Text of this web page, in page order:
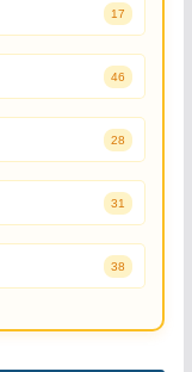
17
46
28
31
38